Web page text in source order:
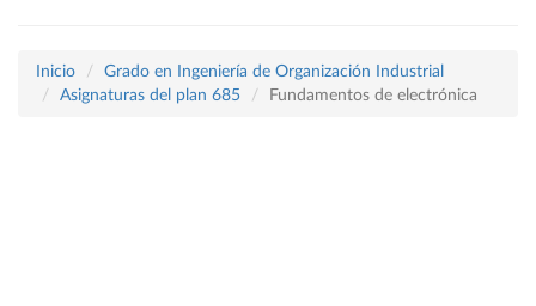
Inicio
Grado en Ingeniería de Organización Industrial
Asignaturas del plan 685
Fundamentos de electrónica